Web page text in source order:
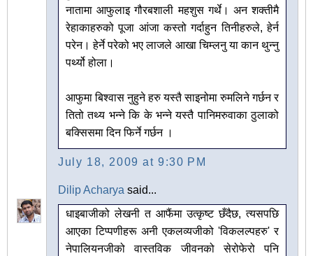
नातामा आफुलाइ गौरबशाली महशुस गर्थे। अन शक्तीमै
रेहाकाहरुको पूजा आंजा कस्तो गर्दाहुन तिनीहरुले, हेर्न
परेन। हेर्ने परेको भए लाजले आखा चिम्लनु या कान थुन्नु
पर्थ्यो होला।
आफुमा बिश्वास नुहुने हरु यस्तै साइनोमा रुमलिने गर्छन र
तितो तथ्य भन्ने कि के भन्ने यस्तै पानिमरुवाका ठुलाको
बक्सिसमा दिन फिर्ने गर्छन ।
July 18, 2009 at 9:30 PM
Dilip Acharya said...
धाइबाजीको लेखनी त आफैंमा उत्कृष्ट छँदैछ, त्यसपछि
आएका टिप्पणीहरू अनी एकलव्यजीको 'विकलल्पहरु' र
नेपालियनजीको वास्तविक जीवनको सेरोफेरो पनि